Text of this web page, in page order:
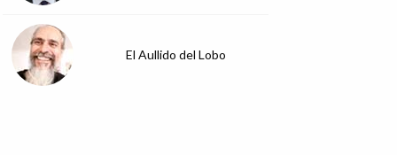
El Aullido del Lobo